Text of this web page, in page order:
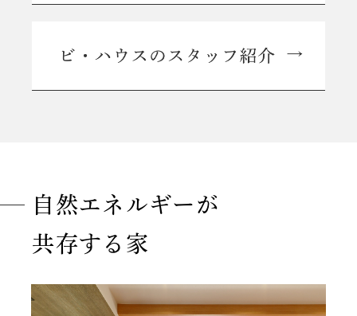
自然エネルギーが
共存する家